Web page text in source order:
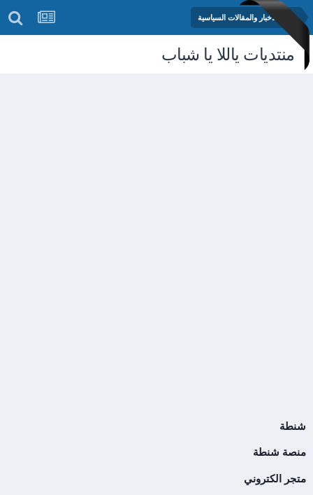
منتدى الأخبار والمقالات السياسية
منتديات ياللا يا شباب
شنطة
منصة شنطة
متجر الكتروني